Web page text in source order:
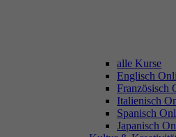
alle Kurse
Englisch
Französisch
Italienisch
Spanisch
Japanisch